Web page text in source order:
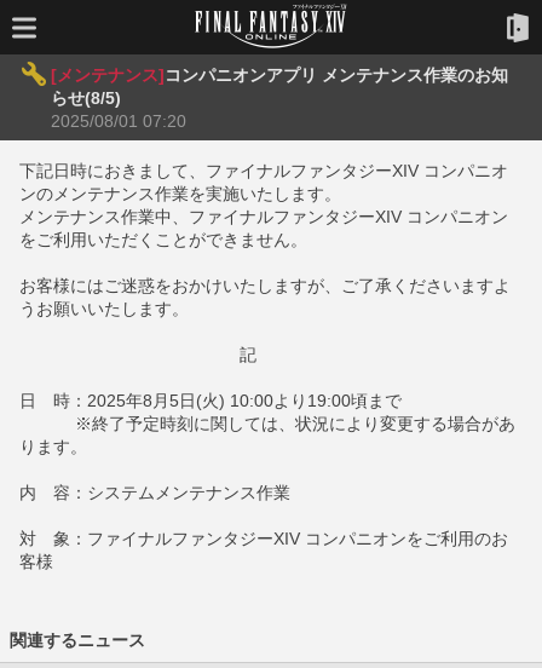
[メンテナンス]コンパニオンアプリ メンテナンス作業のお知
らせ(8/5)
2025/08/01 07:20
下記日時におきまして、ファイナルファンタジーXIV コンパニオ
ンのメンテナンス作業を実施いたします。
メンテナンス作業中、ファイナルファンタジーXIV コンパニオン
をご利用いただくことができません。
お客様にはご迷惑をおかけいたしますが、ご了承くださいますよ
うお願いいたします。
記
日 時：2025年8月5日(火) 10:00より19:00頃まで
※終了予定時刻に関しては、状況により変更する場合があ
ります。
内 容：システムメンテナンス作業
対 象：ファイナルファンタジーXIV コンパニオンをご利用のお
客様
関連するニュース